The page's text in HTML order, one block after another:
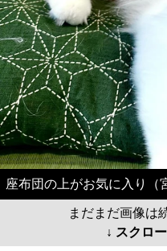
座布団の上がお気に入り（
まだまだ画像は
↓ スクロ